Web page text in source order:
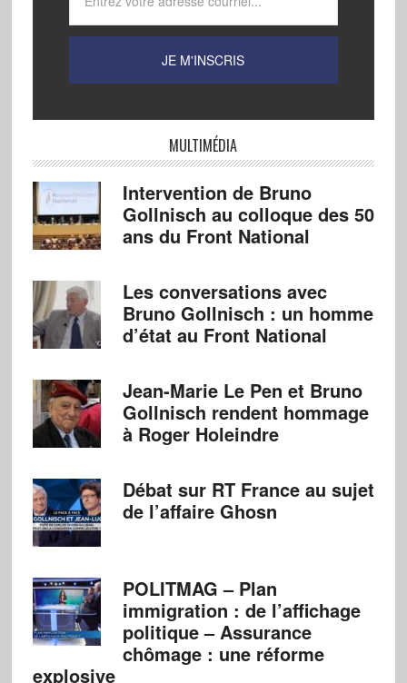
MULTIMÉDIA
Intervention de Bruno
Gollnisch au colloque des 50
ans du Front National
Les conversations avec
Bruno Gollnisch : un homme
d’état au Front National
Jean-Marie Le Pen et Bruno
Gollnisch rendent hommage
à Roger Holeindre
Débat sur RT France au sujet
de l’affaire Ghosn
POLITMAG – Plan
immigration : de l’affichage
politique – Assurance
chômage : une réforme
explosive